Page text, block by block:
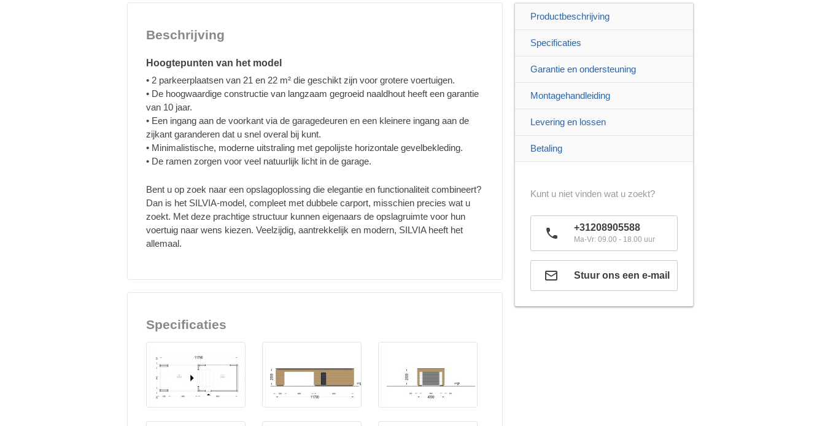
Beschrijving
Hoogtepunten van het model
• 2 parkeerplaatsen van 21 en 22 m² die geschikt zijn voor grotere voertuigen.
• De hoogwaardige constructie van langzaam gegroeid naaldhout heeft een garantie
van 10 jaar.
• Een ingang aan de voorkant via de garagedeuren en een kleinere ingang aan de
zijkant garanderen dat u snel overal bij kunt.
• Minimalistische, moderne uitstraling met gepolijste horizontale gevelbekleding.
• De ramen zorgen voor veel natuurlijk licht in de garage.
Bent u op zoek naar een opslagoplossing die elegantie en functionaliteit combineert?
Dan is het SILVIA-model, compleet met dubbele carport, misschien precies wat u
zoekt. Met deze prachtige structuur kunnen eigenaars de opslagruimte voor hun
voertuig naar wens kiezen. Veelzijdig, aantrekkelijk en modern, SILVIA heeft het
allemaal.
Specificaties
Productbeschrijving
Specificaties
Garantie en ondersteuning
Montagehandleiding
Levering en lossen
Betaling
Kunt u niet vinden wat u zoekt?
+31208905588
Ma-Vr: 09.00 - 18.00 uur
Stuur ons een e-mail